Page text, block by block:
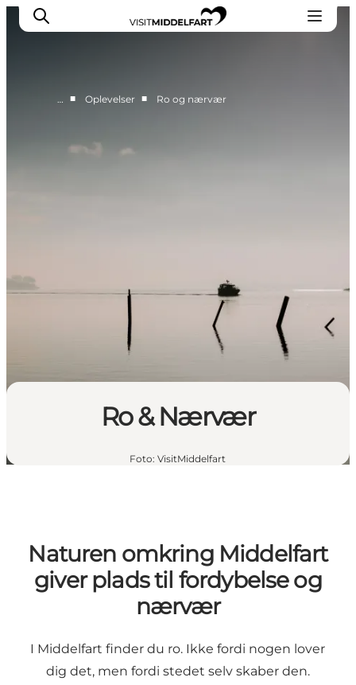
… ■ Oplevelser ■ Ro og nærvær
Ro & Nærvær
Foto: VisitMiddelfart
Naturen omkring Middelfart
giver plads til fordybelse og
nærvær
I Middelfart finder du ro. Ikke fordi nogen lover
dig det, men fordi stedet selv skaber den.